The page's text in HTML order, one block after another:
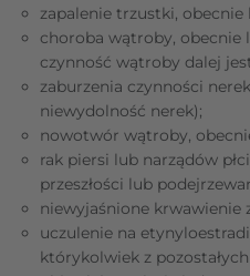
zapalenie trzustki, obecnie
choroba wątroby, obecnie
czynność wątroby dalej
zaburzenia czynności
niewydolność nerek);
nowotwór wątroby,
rak piersi lub narządów
przeszłości lub
niewyjaśnione krwawienie
uczulenie na
którykolwiek z